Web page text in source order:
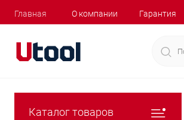
Главная О компании Гарантия
Каталог товаров